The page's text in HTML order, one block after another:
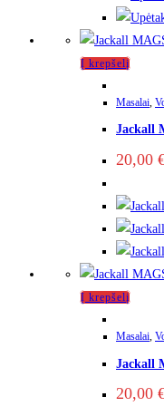
Į krepšelį
Masalai
Jackall
20,00
Į krepšelį
Masalai,
Jackall
20,00